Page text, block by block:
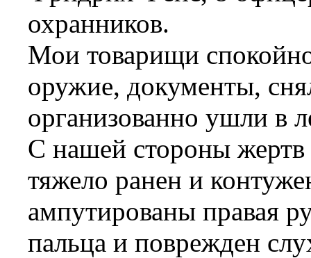
охранников.
Мои товарищи
оружие, документы,
организованно ушли в
С нашей стороны
тяжело ранен и
ампутированы правая
пальца и поврежден